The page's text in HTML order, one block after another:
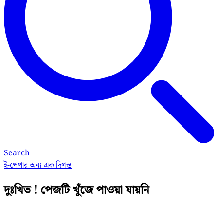
Search
ই-পেপারঅন্য এক দিগন্ত
দুঃখিত ! পেজটি খুঁজে পাওয়া যায়নি